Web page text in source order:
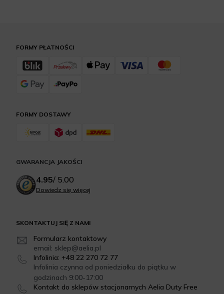
SKONTAKTUJ SIĘ Z NAMI
Formularz kontaktowy
email: sklep@aelia.pl
Infolinia: +48 22 270 72 77
Infolinia czynna od poniedziałku do piątku w
godzinach 9:00-17:00
Kontakt do sklepów stacjonarnych Aelia Duty Free
FORMY DOSTAWY
FORMY PŁATNOŚCI
GWARANCJA JAKOŚCI
4.95/ 5.00
Dowiedz się więcej